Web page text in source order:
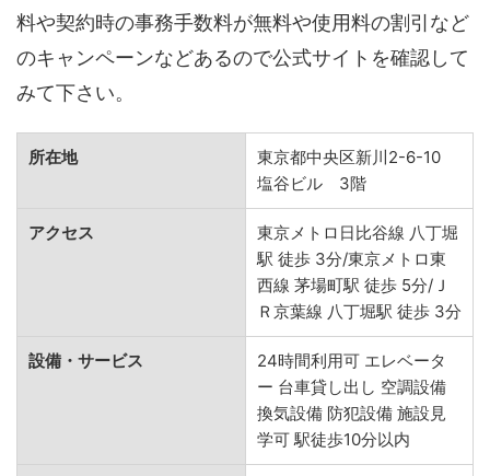
料や契約時の事務手数料が無料や使用料の割引など
のキャンペーンなどあるので公式サイトを確認して
みて下さい。
所在地
東京都中央区新川2-6-10
塩谷ビル 3階
アクセス
東京メトロ日比谷線 八丁堀
駅 徒歩 3分/東京メトロ東
西線 茅場町駅 徒歩 5分/Ｊ
Ｒ京葉線 八丁堀駅 徒歩 3分
設備・サービス
24時間利用可 エレベータ
ー 台車貸し出し 空調設備
換気設備 防犯設備 施設見
学可 駅徒歩10分以内